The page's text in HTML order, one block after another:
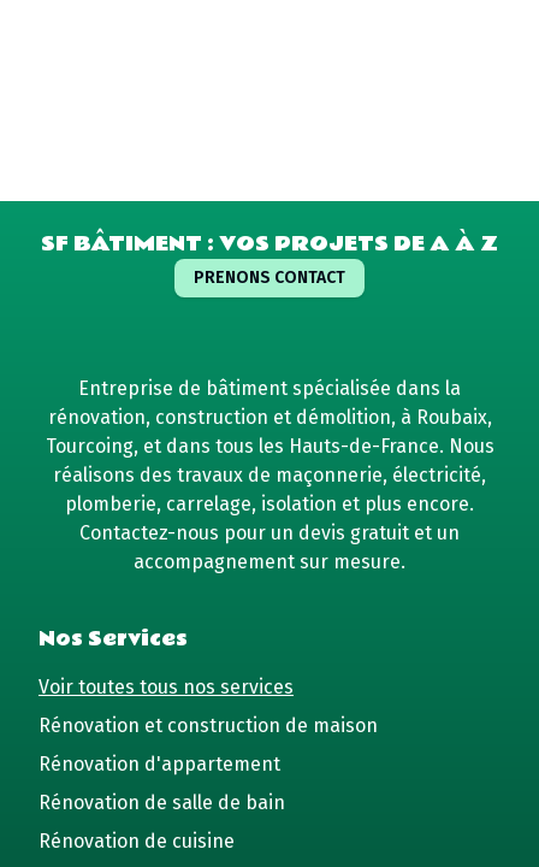
SF BÂTIMENT : VOS PROJETS DE A À Z
PRENONS CONTACT
Entreprise de bâtiment spécialisée dans la
rénovation, construction et démolition, à Roubaix,
Tourcoing, et dans tous les Hauts-de-France. Nous
réalisons des travaux de maçonnerie, électricité,
plomberie, carrelage, isolation et plus encore.
Contactez-nous pour un devis gratuit et un
accompagnement sur mesure.
Nos Services
Voir toutes tous nos services
Rénovation et construction de maison
Rénovation d'appartement
Rénovation de salle de bain
Rénovation de cuisine